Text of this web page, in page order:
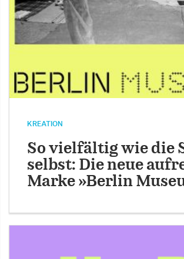
KREATION
So vielfältig wie die
selbst: Die neue
Marke »Berlin